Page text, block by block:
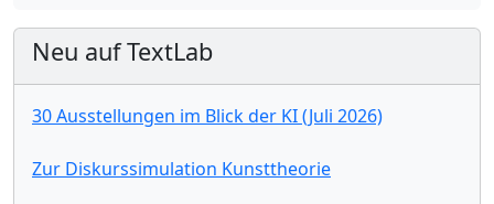
Neu auf TextLab
30 Ausstellungen im Blick der KI (Juli 2026)
Zur Diskurssimulation Kunsttheorie